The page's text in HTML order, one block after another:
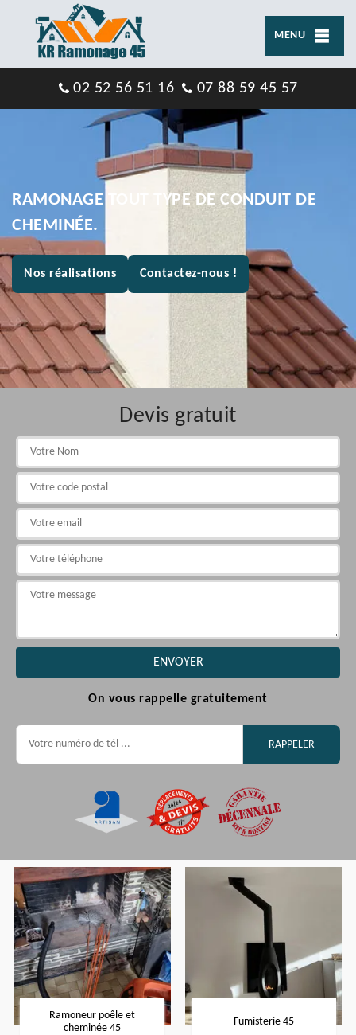
MENU
02 52 56 51 16 07 88 59 45 57
RAMONAGE TOUT TYPE DE CONDUIT DE
CHEMINÉE.
Nos réalisations Contactez-nous !
Devis gratuit
On vous rappelle gratuitement
Ramoneur poêle et
cheminée 45
Fumisterie 45